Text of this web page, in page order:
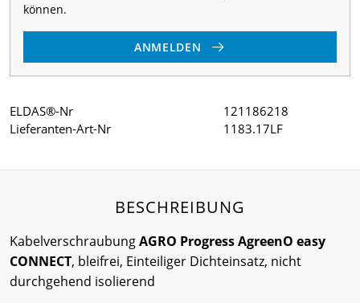
können.
ANMELDEN
ELDAS®-Nr
121186218
Lieferanten-Art-Nr
1183.17LF
BESCHREIBUNG
KabelverschraubungAGRO Progress AgreenO easy
CONNECT, bleifrei, Einteiliger Dichteinsatz, nicht
durchgehend isolierend